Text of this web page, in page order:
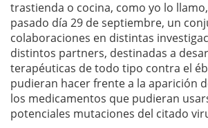
trastienda o cocina, como yo lo
pasado día 29 de septiembre, un
colaboraciones en distintas
distintos partners, destinadas a
terapéuticas de todo tipo contra el
pudieran hacer frente a la aparición
los medicamentos que pudieran
potenciales mutaciones del citado